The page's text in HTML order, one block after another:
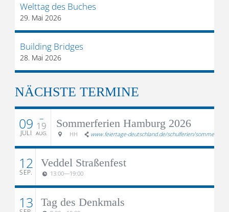
Welttag des Buches
29. Mai 2026
Building Bridges
28. Mai 2026
NÄCHSTE TERMINE
09
JULI
–
19
AUG.
Sommerferien Hamburg 2026
HH www.feiertage-deutschland.de/schulferien/
12
SEP.
Veddel Straßenfest
13:00—19:00
13 Tag des Denkmals